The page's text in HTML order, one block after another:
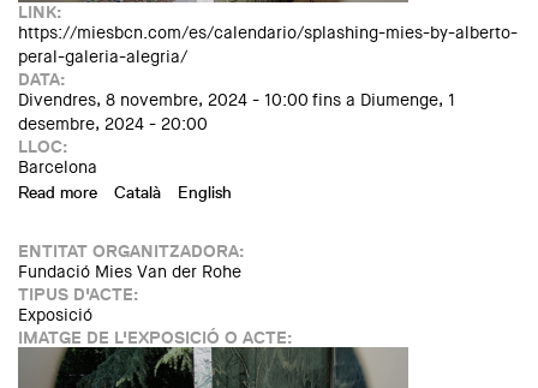
LINK:
https://miesbcn.com/es/calendario/splashing-mies-by-alberto-
peral-galeria-alegria/
DATA:
Divendres, 8 novembre, 2024 - 10:00 fins a Diumenge, 1
desembre, 2024 - 20:00
LLOC:
Barcelona
Read more about "Splashing Mies" by Alberto Peral
Català English
ENTITAT ORGANITZADORA:
Fundació Mies Van der Rohe
TIPUS D'ACTE:
Exposició
IMATGE DE L'EXPOSICIÓ O ACTE: